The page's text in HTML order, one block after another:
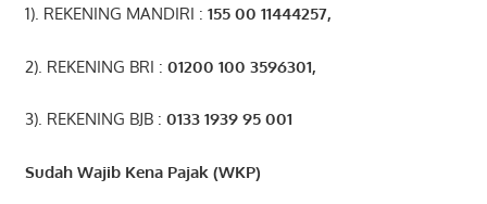
1). REKENING MANDIRI : 155 00 11444257,
2). REKENING BRI : 01200 100 3596301,
3). REKENING BJB : 0133 1939 95 001
Sudah Wajib Kena Pajak (WKP)